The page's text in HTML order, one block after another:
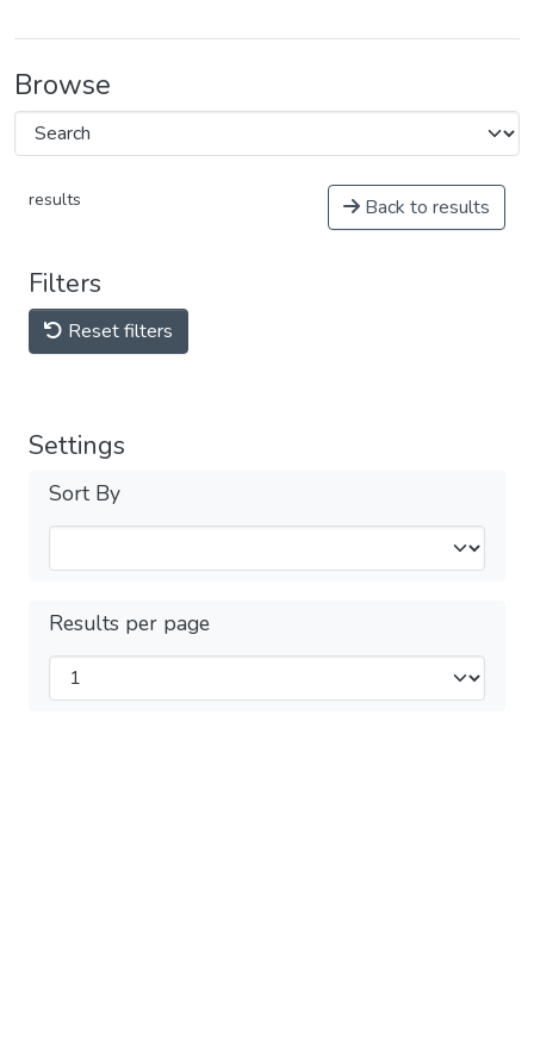
Browse
results Back to results
Filters
Reset filters
Settings
Sort By
Results per page